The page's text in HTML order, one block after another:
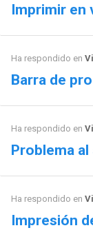
Imprimir en
Ha respondido en
Barra de
Ha respondido en
Problema
Ha respondido en
Impresión